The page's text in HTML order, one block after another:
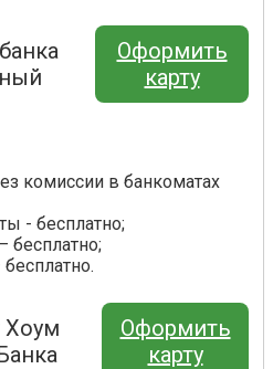
Оформить
карту
комиссии в банкоматах
- бесплатно;
бесплатно;
Хоум
Оформить
карту